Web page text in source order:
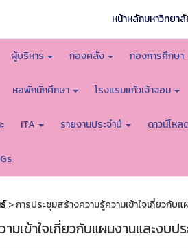
หน้าหลักมหาวิทยา
ผู้บริหาร กองคลัง กองการศึกษา
หอพักนักศึกษา โรงแรมแก้วเจ้าจอม
ITA รายงานประจำปี ดาวน์โหล
> การประชุมสร้างความรู้ความเข้าใจเกี่ยวกั
ามเข้าใจเกี่ยวกับแผนงานและง